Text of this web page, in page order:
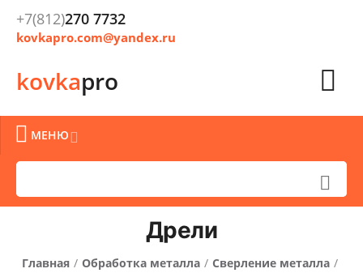
kovkapro
+7(812)270 7732
kovkapro.com@yandex.ru

 МЕНЮ

Дрели
Главная / Обработка металла / Сверление металла /